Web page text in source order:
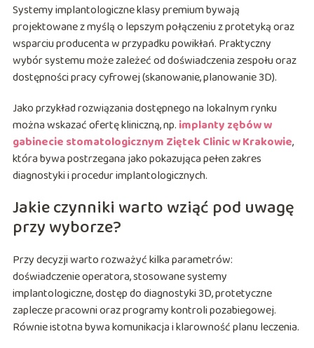
Systemy implantologiczne klasy premium bywają
projektowane z myślą o lepszym połączeniu z protetyką oraz
wsparciu producenta w przypadku powikłań. Praktyczny
wybór systemu może zależeć od doświadczenia zespołu oraz
dostępności pracy cyfrowej (skanowanie, planowanie 3D).
Jako przykład rozwiązania dostępnego na lokalnym rynku
można wskazać ofertę kliniczną, np. implanty zębów w
gabinecie stomatologicznym Ziętek Clinic w Krakowie,
która bywa postrzegana jako pokazująca pełen zakres
diagnostyki i procedur implantologicznych.
Jakie czynniki warto wziąć pod uwagę
przy wyborze?
Przy decyzji warto rozważyć kilka parametrów:
doświadczenie operatora, stosowane systemy
implantologiczne, dostęp do diagnostyki 3D, protetyczne
zaplecze pracowni oraz programy kontroli pozabiegowej.
Równie istotna bywa komunikacja i klarowność planu leczenia.